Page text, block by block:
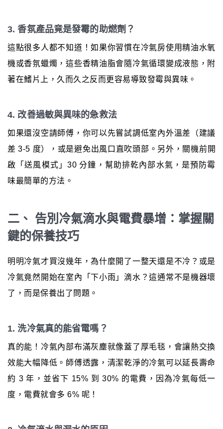
3. 香氛產品竟是發霉的助燃劑？
這點很多人都不知道！如果你習慣在冷氣房使用精油水氧
機或香氛蠟燭，這些香精油脂會隨冷氣循環變成液態，附
著在鰭片上，久而久之反而更容易導致發霉與異味。
4. 改善過敏與異味的急救法
如果還沒空請師傅，你可以先嘗試調低室內外溫差（建議
差 3-5 度），或是避免出風口直吹頭部。另外，關機前開
啟「送風模式」30 分鐘，幫助排乾內部水氣，是預防霉
味最簡單的方法。
二、 告別冷氣滴水與電費暴增：掌握關
鍵的保養技巧
明明冷氣才買沒幾年，為什麼開了一整天還是不冷？或是
冷氣竟然開始在室內「下小雨」滴水？這通常不是機器壞
了，而是保養出了問題。
1. 洗冷氣真的能省電嗎？
真的能！冷氣內部布滿灰塵就像蓋了厚毛毯，會讓熱交換
效能大幅降低。師傅透露，清潔乾淨的冷氣可以延長壽命
約 3 年，並省下 15% 到 30% 的電費，因為冷氣每低一
度，電費就會多 6% 呢！